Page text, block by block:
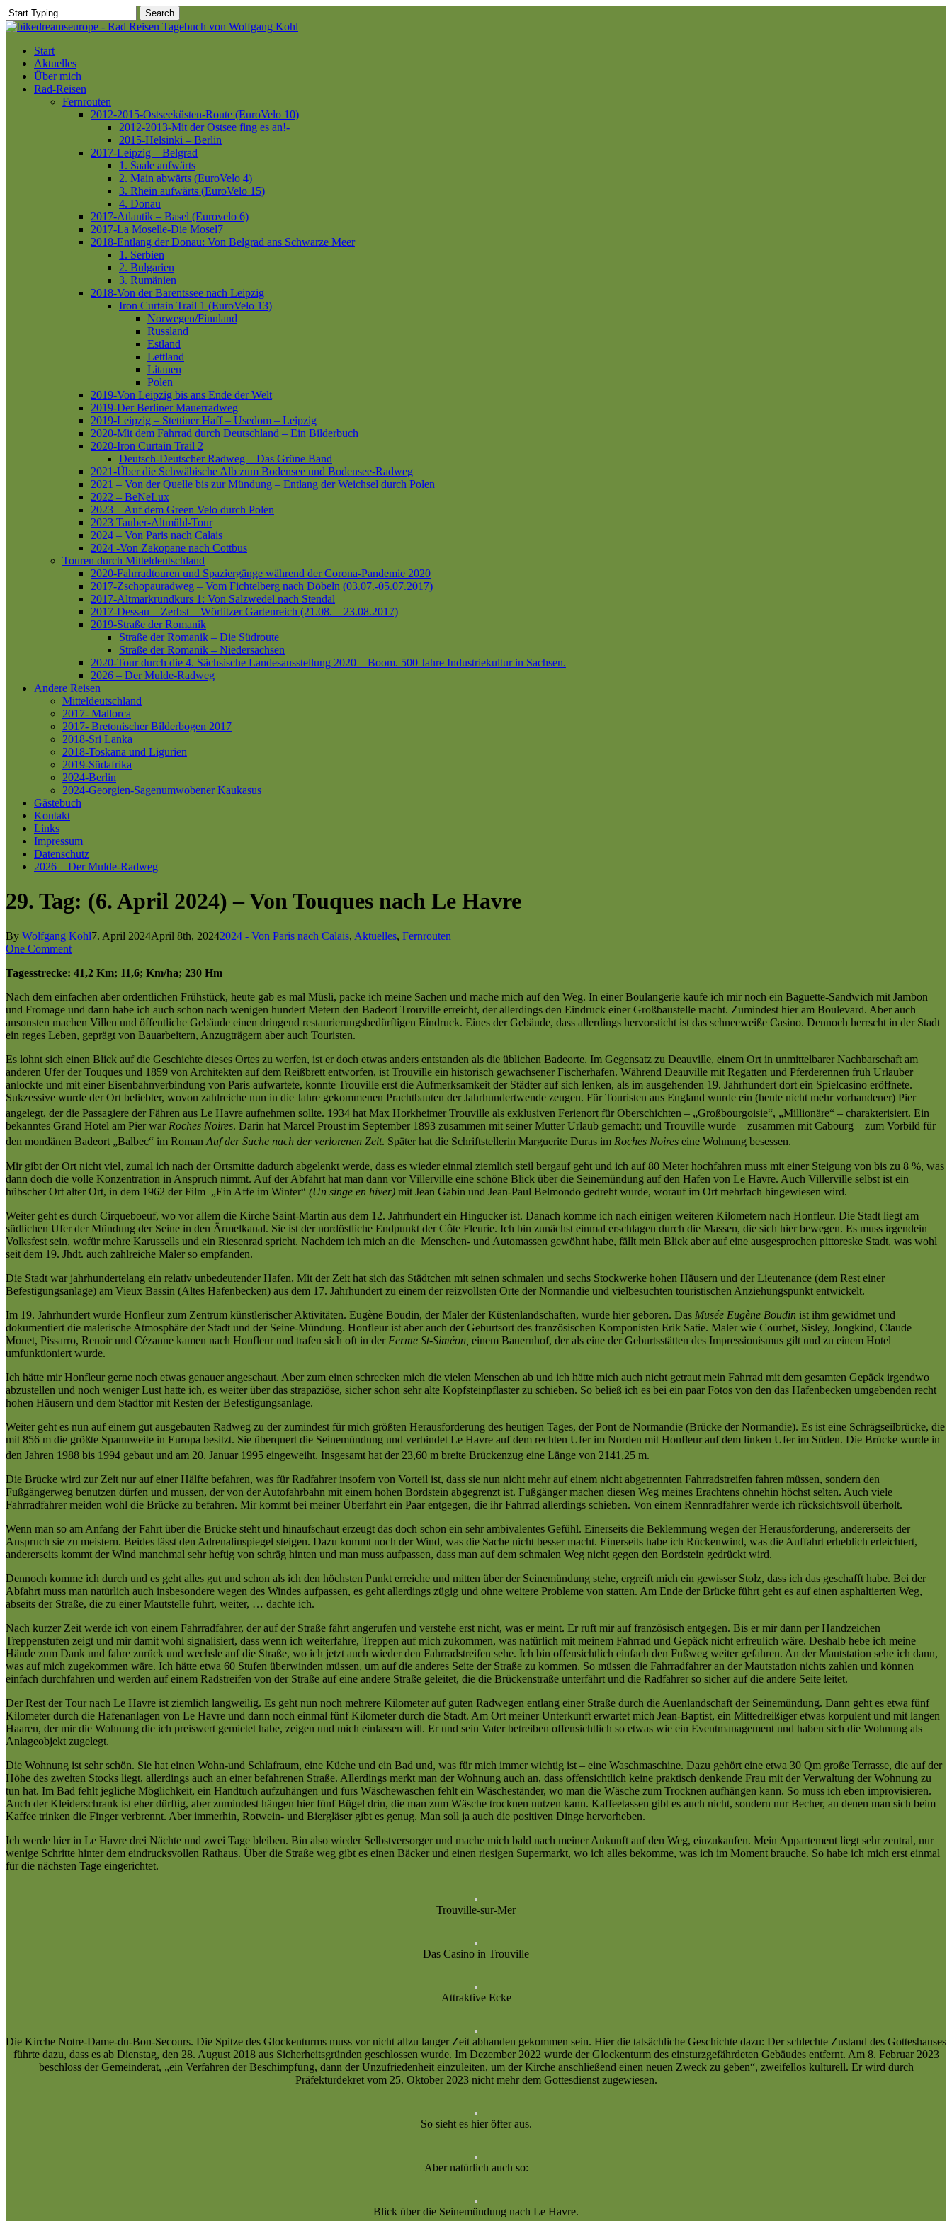
Skip
to
content
Search
Close
Menu
Start
Aktuelles
Über mich
Rad-Reisen
Fernrouten
2012-2015-Ostseeküsten-Route (EuroVelo 10)
2012-2013-Mit der Ostsee fing es an!-
2015-Helsinki – Berlin
2017-Leipzig – Belgrad
1. Saale aufwärts
2. Main abwärts (EuroVelo 4)
3. Rhein aufwärts (EuroVelo 15)
4. Donau
2017-Atlantik – Basel (Eurovelo 6)
2017-La Moselle-Die Mosel7
2018-Entlang der Donau: Von Belgrad ans Schwarze Meer
1. Serbien
2. Bulgarien
3. Rumänien
2018-Von der Barentssee nach Leipzig
Iron Curtain Trail 1 (EuroVelo 13)
Norwegen/Finnland
Russland
Estland
Lettland
Litauen
Polen
2019-Von Leipzig bis ans Ende der Welt
2019-Der Berliner Mauerradweg
2019-Leipzig – Stettiner Haff – Usedom – Leipzig
2020-Mit dem Fahrrad durch Deutschland – Ein Bilderbuch
2020-Iron Curtain Trail 2
Deutsch-Deutscher Radweg – Das Grüne Band
2021-Über die Schwäbische Alb zum Bodensee und Bodensee-Radweg
2021 – Von der Quelle bis zur Mündung – Entlang der Weichsel durch Polen
2022 – BeNeLux
2023 – Auf dem Green Velo durch Polen
2023 Tauber-Altmühl-Tour
2024 – Von Paris nach Calais
2024 -Von Zakopane nach Cottbus
Touren durch Mitteldeutschland
2020-Fahrradtouren und Spaziergänge während der Corona-Pandemie 2020
2017-Zschopauradweg – Vom Fichtelberg nach Döbeln (03.07.-05.07.2017)
2017-Altmarkrundkurs 1: Von Salzwedel nach Stendal
2017-Dessau – Zerbst – Wörlitzer Gartenreich (21.08. – 23.08.2017)
2019-Straße der Romanik
Straße der Romanik – Die Südroute
Straße der Romanik – Niedersachsen
2020-Tour durch die 4. Sächsische Landesausstellung 2020 – Boom. 500 Jahre Industriekultur in Sachsen.
2026 – Der Mulde-Radweg
Andere Reisen
Mitteldeutschland
2017- Mallorca
2017- Bretonischer Bilderbogen 2017
2018-Sri Lanka
2018-Toskana und Ligurien
2019-Südafrika
2024-Berlin
2024-Georgien-Sagenumwobener Kaukasus
Gästebuch
Kontakt
Links
Impressum
Datenschutz
2026 – Der Mulde-Radweg
29. Tag: (6. April 2024) – Von Touques nach Le Havre
By Wolfgang Kohl7. April 2024April 8th, 20242024 - Von Paris nach Calais, Aktuelles, Fernrouten
One Comment
Tagesstrecke: 41,2 Km; 11,6; Km/ha; 230 Hm
Nach dem einfachen aber ordentlichen Frühstück, heute gab es mal Müsli, packe ich meine Sachen und mache mich auf den Weg. In einer Boulangerie kaufe ich mir noch ein Baguette-Sandwich mit Jambon
und Fromage und dann habe ich auch schon nach wenigen hundert Metern den Badeort Trouville erreicht, der allerdings den Eindruck einer Großbaustelle macht. Zumindest hier am Boulevard. Aber auch
ansonsten machen Villen und öffentliche Gebäude einen dringend restaurierungsbedürftigen Eindruck. Eines der Gebäude, dass allerdings hervorsticht ist das schneeweiße Casino. Dennoch herrscht in der Stadt
ein reges Leben, geprägt von Bauarbeitern, Anzugträgern aber auch Touristen.
Es lohnt sich einen Blick auf die Geschichte dieses Ortes zu werfen, ist er doch etwas anders entstanden als die üblichen Badeorte. Im Gegensatz zu Deauville, einem Ort in unmittelbarer Nachbarschaft am
anderen Ufer der Touques und 1859 von Architekten auf dem Reißbrett entworfen, ist Trouville ein historisch gewachsener Fischerhafen. Während Deauville mit Regatten und Pferderennen früh Urlauber
anlockte und mit einer Eisenbahnverbindung von Paris aufwartete, konnte Trouville erst die Aufmerksamkeit der Städter auf sich lenken, als im ausgehenden 19. Jahrhundert dort ein Spielcasino eröffnete.
Sukzessive wurde der Ort beliebter, wovon zahlreiche nun in die Jahre gekommenen Prachtbauten der Jahrhundertwende zeugen. Für Touristen aus England wurde ein (heute nicht mehr vorhandener) Pier
angelegt, der die Passagiere der Fähren aus Le Havre aufnehmen sollte. 1934 hat Max Horkheimer Trouville als exklusiven Ferienort für Oberschichten – „Großbourgoisie“, „Millionäre“ – charakterisiert. Ein
bekanntes Grand Hotel am Pier war Roches Noires. Darin hat Marcel Proust im September 1893 zusammen mit seiner Mutter Urlaub gemacht; und Trouville wurde – zusammen mit Cabourg – zum Vorbild für
den mondänen Badeort „Balbec“ im RomanAuf der Suche nach der verlorenen Zeit. Später hat die Schriftstellerin Marguerite Duras im Roches Noires eine Wohnung besessen.
Mir gibt der Ort nicht viel, zumal ich nach der Ortsmitte dadurch abgelenkt werde, dass es wieder einmal ziemlich steil bergauf geht und ich auf 80 Meter hochfahren muss mit einer Steigung von bis zu 8 %, was
dann doch die volle Konzentration in Anspruch nimmt. Auf der Abfahrt hat man dann vor Villerville eine schöne Blick über die Seinemündung auf den Hafen von Le Havre. Auch Villerville selbst ist ein
hübscher Ort alter Ort, in dem 1962 der Film „Ein Affe im Winter“ (Un singe en hiver) mit Jean Gabin und Jean-Paul Belmondo gedreht wurde, worauf im Ort mehrfach hingewiesen wird.
Weiter geht es durch Cirqueboeuf, wo vor allem die Kirche Saint-Martin aus dem 12. Jahrhundert ein Hingucker ist. Danach komme ich nach einigen weiteren Kilometern nach Honfleur. Die Stadt liegt am
südlichen Ufer der Mündung der Seine in den Ärmelkanal. Sie ist der nordöstliche Endpunkt der Côte Fleurie. Ich bin zunächst einmal erschlagen durch die Massen, die sich hier bewegen. Es muss irgendein
Volksfest sein, wofür mehre Karussells und ein Riesenrad spricht. Nachdem ich mich an die Menschen- und Automassen gewöhnt habe, fällt mein Blick aber auf eine ausgesprochen pittoreske Stadt, was wohl
seit dem 19. Jhdt. auch zahlreiche Maler so empfanden.
Die Stadt war jahrhundertelang ein relativ unbedeutender Hafen. Mit der Zeit hat sich das Städtchen mit seinen schmalen und sechs Stockwerke hohen Häusern und der Lieutenance (dem Rest einer
Befestigungsanlage) am Vieux Bassin (Altes Hafenbecken) aus dem 17. Jahrhundert zu einem der reizvollsten Orte der Normandie und vielbesuchten touristischen Anziehungspunkt entwickelt.
Im 19. Jahrhundert wurde Honfleur zum Zentrum künstlerischer Aktivitäten. Eugène Boudin, der Maler der Küstenlandschaften, wurde hier geboren. Das Musée Eugène Boudin ist ihm gewidmet und
dokumentiert die malerische Atmosphäre der Stadt und der Seine-Mündung. Honfleur ist aber auch der Geburtsort des französischen Komponisten Erik Satie. Maler wie Courbet, Sisley, Jongkind, Claude
Monet, Pissarro, Renoir und Cézanne kamen nach Honfleur und trafen sich oft in der Ferme St-Siméon, einem Bauernhof, der als eine der Geburtsstätten des Impressionismus gilt und zu einem Hotel
umfunktioniert wurde.
Ich hätte mir Honfleur gerne noch etwas genauer angeschaut. Aber zum einen schrecken mich die vielen Menschen ab und ich hätte mich auch nicht getraut mein Fahrrad mit dem gesamten Gepäck irgendwo
abzustellen und noch weniger Lust hatte ich, es weiter über das strapaziöse, sicher schon sehr alte Kopfsteinpflaster zu schieben. So beließ ich es bei ein paar Fotos von den das Hafenbecken umgebenden recht
hohen Häusern und dem Stadttor mit Resten der Befestigungsanlage.
Weiter geht es nun auf einem gut ausgebauten Radweg zu der zumindest für mich größten Herausforderung des heutigen Tages, der Pont de Normandie (Brücke der Normandie). Es ist eine Schrägseilbrücke, die
mit 856 m die größte Spannweite in Europa besitzt. Sie überquert die Seinemündung und verbindet Le Havre auf dem rechten Ufer im Norden mit Honfleur auf dem linken Ufer im Süden. Die Brücke wurde in
den Jahren 1988 bis 1994 gebaut und am 20. Januar 1995 eingeweiht. Insgesamt hat der 23,60 m breite Brückenzug eine Länge von 2141,25 m.
Die Brücke wird zur Zeit nur auf einer Hälfte befahren, was für Radfahrer insofern von Vorteil ist, dass sie nun nicht mehr auf einem nicht abgetrennten Fahrradstreifen fahren müssen, sondern den
Fußgängerweg benutzen dürfen und müssen, der von der Autofahrbahn mit einem hohen Bordstein abgegrenzt ist. Fußgänger machen diesen Weg meines Erachtens ohnehin höchst selten. Auch viele
Fahrradfahrer meiden wohl die Brücke zu befahren. Mir kommt bei meiner Überfahrt ein Paar entgegen, die ihr Fahrrad allerdings schieben. Von einem Rennradfahrer werde ich rücksichtsvoll überholt.
Wenn man so am Anfang der Fahrt über die Brücke steht und hinaufschaut erzeugt das doch schon ein sehr ambivalentes Gefühl. Einerseits die Beklemmung wegen der Herausforderung, andererseits der
Anspruch sie zu meistern. Beides lässt den Adrenalinspiegel steigen. Dazu kommt noch der Wind, was die Sache nicht besser macht. Einerseits habe ich Rückenwind, was die Auffahrt erheblich erleichtert,
andererseits kommt der Wind manchmal sehr heftig von schräg hinten und man muss aufpassen, dass man auf dem schmalen Weg nicht gegen den Bordstein gedrückt wird.
Dennoch komme ich durch und es geht alles gut und schon als ich den höchsten Punkt erreiche und mitten über der Seinemündung stehe, ergreift mich ein gewisser Stolz, dass ich das geschafft habe. Bei der
Abfahrt muss man natürlich auch insbesondere wegen des Windes aufpassen, es geht allerdings zügig und ohne weitere Probleme von statten. Am Ende der Brücke führt geht es auf einen asphaltierten Weg,
abseits der Straße, die zu einer Mautstelle führt, weiter, … dachte ich.
Nach kurzer Zeit werde ich von einem Fahrradfahrer, der auf der Straße fährt angerufen und verstehe erst nicht, was er meint. Er ruft mir auf französisch entgegen. Bis er mir dann per Handzeichen
Treppenstufen zeigt und mir damit wohl signalisiert, dass wenn ich weiterfahre, Treppen auf mich zukommen, was natürlich mit meinem Fahrrad und Gepäck nicht erfreulich wäre. Deshalb hebe ich meine
Hände zum Dank und fahre zurück und wechsle auf die Straße, wo ich jetzt auch wieder den Fahrradstreifen sehe. Ich bin offensichtlich einfach den Fußweg weiter gefahren. An der Mautstation sehe ich dann,
was auf mich zugekommen wäre. Ich hätte etwa 60 Stufen überwinden müssen, um auf die anderes Seite der Straße zu kommen. So müssen die Fahrradfahrer an der Mautstation nichts zahlen und können
einfach durchfahren und werden auf einem Radstreifen von der Straße auf eine andere Straße geleitet, die die Brückenstraße unterfährt und die Radfahrer so sicher auf die andere Seite leitet.
Der Rest der Tour nach Le Havre ist ziemlich langweilig. Es geht nun noch mehrere Kilometer auf guten Radwegen entlang einer Straße durch die Auenlandschaft der Seinemündung. Dann geht es etwa fünf
Kilometer durch die Hafenanlagen von Le Havre und dann noch einmal fünf Kilometer durch die Stadt. Am Ort meiner Unterkunft erwartet mich Jean-Baptist, ein Mittedreißiger etwas korpulent und mit langen
Haaren, der mir die Wohnung die ich preiswert gemietet habe, zeigen und mich einlassen will. Er und sein Vater betreiben offensichtlich so etwas wie ein Eventmanagement und haben sich die Wohnung als
Anlageobjekt zugelegt.
Die Wohnung ist sehr schön. Sie hat einen Wohn-und Schlafraum, eine Küche und ein Bad und, was für mich immer wichtig ist – eine Waschmaschine. Dazu gehört eine etwa 30 Qm große Terrasse, die auf der
Höhe des zweiten Stocks liegt, allerdings auch an einer befahrenen Straße. Allerdings merkt man der Wohnung auch an, dass offensichtlich keine praktisch denkende Frau mit der Verwaltung der Wohnung zu
tun hat. Im Bad fehlt jegliche Möglichkeit, ein Handtuch aufzuhängen und fürs Wäschewaschen fehlt ein Wäscheständer, wo man die Wäsche zum Trocknen aufhängen kann. So muss ich eben improvisieren.
Auch der Kleiderschrank ist eher dürftig, aber zumindest hängen hier fünf Bügel drin, die man zum Wäsche trocknen nutzen kann. Kaffeetassen gibt es auch nicht, sondern nur Becher, an denen man sich beim
Kaffee trinken die Finger verbrennt. Aber immerhin, Rotwein- und Biergläser gibt es genug. Man soll ja auch die positiven Dinge hervorheben.
Ich werde hier in Le Havre drei Nächte und zwei Tage bleiben. Bin also wieder Selbstversorger und mache mich bald nach meiner Ankunft auf den Weg, einzukaufen. Mein Appartement liegt sehr zentral, nur
wenige Schritte hinter dem eindrucksvollen Rathaus. Über die Straße weg gibt es einen Bäcker und einen riesigen Supermarkt, wo ich alles bekomme, was ich im Moment brauche. So habe ich mich erst einmal
für die nächsten Tage eingerichtet.
Trouville-sur-Mer
Das Casino in Trouville
Attraktive Ecke
Die Kirche Notre-Dame-du-Bon-Secours. Die Spitze des Glockenturms muss vor nicht allzu langer Zeit abhanden gekommen sein. Hier die tatsächliche Geschichte dazu: Der schlechte Zustand des Gotteshauses
führte dazu, dass es ab Dienstag, den 28. August 2018 aus Sicherheitsgründen geschlossen wurde. Im Dezember 2022 wurde der Glockenturm des einsturzgefährdeten Gebäudes entfernt. Am 8. Februar 2023
beschloss der Gemeinderat, „ein Verfahren der Beschimpfung, dann der Unzufriedenheit einzuleiten, um der Kirche anschließend einen neuen Zweck zu geben“, zweifellos kulturell. Er wird durch
Präfekturdekret vom 25. Oktober 2023 nicht mehr dem Gottesdienst zugewiesen.
So sieht es hier öfter aus.
Aber natürlich auch so:
Blick über die Seinemündung nach Le Havre.